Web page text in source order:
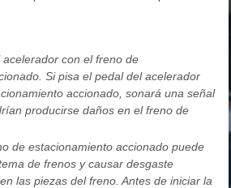
con el freno de
Si pisa el pedal del acelerador
accionado, sonará una señal
producirse daños en el freno de
de estacionamiento accionado puede
de frenos y causar desgaste
las piezas del freno. Antes de iniciar la